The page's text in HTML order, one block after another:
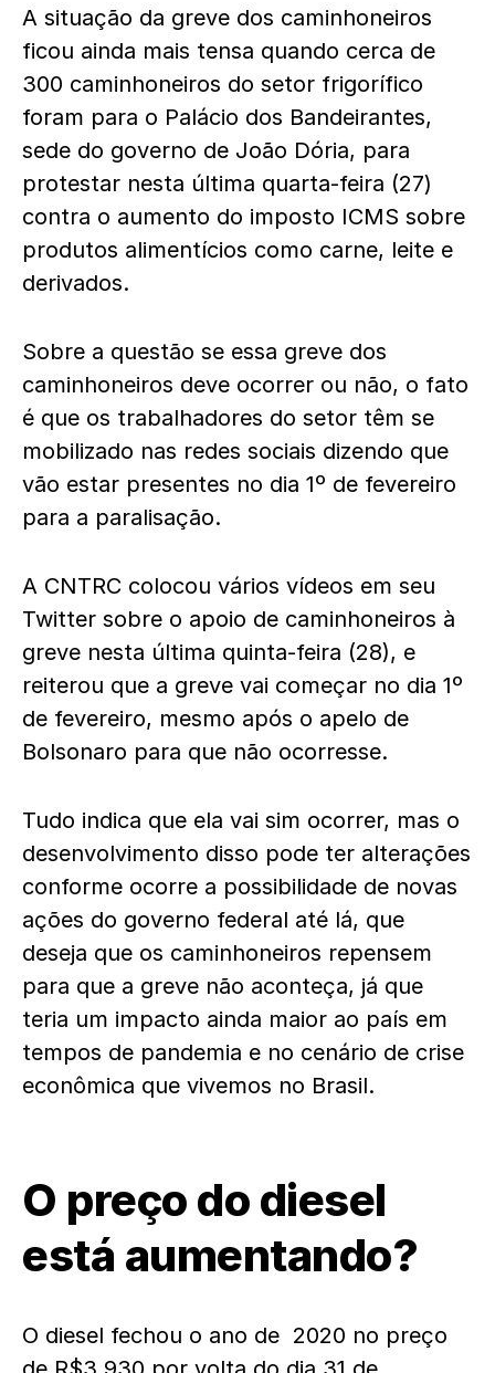
A situação da greve dos caminhoneiros
ficou ainda mais tensa quando cerca de
300 caminhoneiros do setor frigorífico
foram para o Palácio dos Bandeirantes,
sede do governo de João Dória, para
protestar nesta última quarta-feira (27)
contra o aumento do imposto ICMS sobre
produtos alimentícios como carne, leite e
derivados.
Sobre a questão se essa greve dos
caminhoneiros deve ocorrer ou não, o fato
é que os trabalhadores do setor têm se
mobilizado nas redes sociais dizendo que
vão estar presentes no dia 1º de fevereiro
para a paralisação.
A CNTRC colocou vários vídeos em seu
Twitter sobre o apoio de caminhoneiros à
greve nesta última quinta-feira (28), e
reiterou que a greve vai começar no dia 1º
de fevereiro, mesmo após o apelo de
Bolsonaro para que não ocorresse.
Tudo indica que ela vai sim ocorrer, mas o
desenvolvimento disso pode ter alterações
conforme ocorre a possibilidade de novas
ações do governo federal até lá, que
deseja que os caminhoneiros repensem
para que a greve não aconteça, já que
teria um impacto ainda maior ao país em
tempos de pandemia e no cenário de crise
econômica que vivemos no Brasil.
O preço do diesel
está aumentando?
O diesel fechou o ano de 2020 no preço